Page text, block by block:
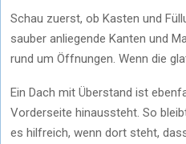
Schau zuerst, ob Kasten und
sauber anliegende Kanten und
rund um Öffnungen. Wenn die
Ein Dach mit Überstand ist
Vorderseite hinaussteht. So
es hilfreich, wenn dort steht,